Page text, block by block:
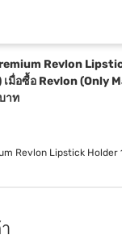
Revlon
เมื่อซื้อ Revlon (Only
าท
Revlon Lipstick Holder